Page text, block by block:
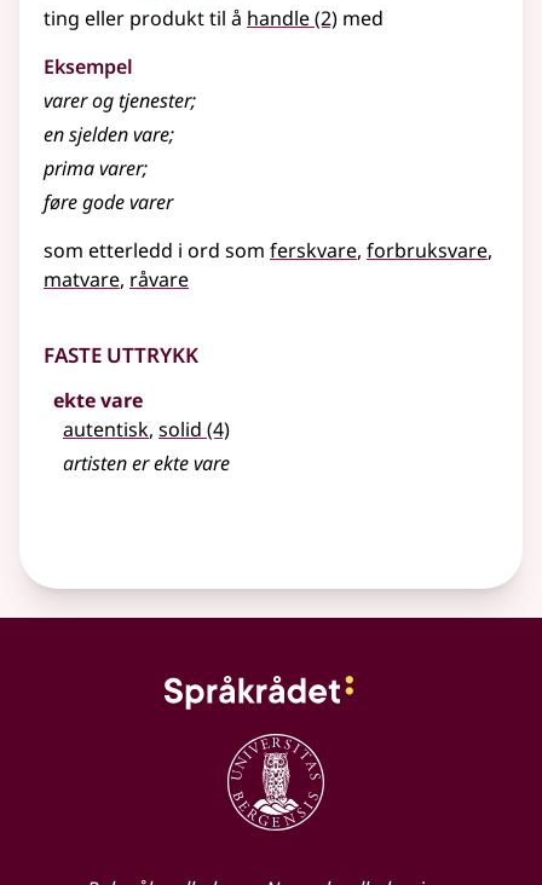
ting eller produkt til å handle(2) med
Eksempel
varerog tjenester;
en sjelden vare;
prima varer;
føre godevarer
som etterledd i ord som ferskvare forbruksvare
matvare råvare
Faste uttrykk
ekte vare
autentisk, solid (4)
artisten er ekte vare